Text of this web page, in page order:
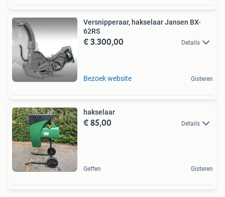
Versnipperaar, hakselaar Jansen BX-
62RS
€ 3.300,00 Details
Bezoek website Gisteren
hakselaar
€ 85,00 Details
Geffen Gisteren